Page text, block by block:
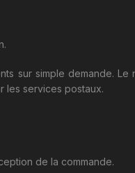
sur simple demande. Le
les services postaux.
de la commande.